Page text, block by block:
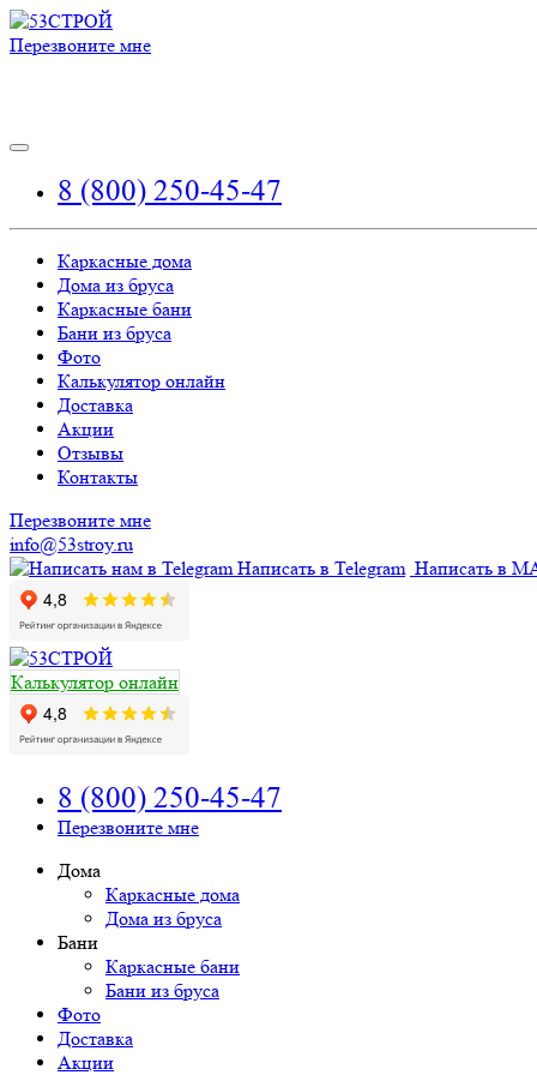
Перезвоните мне
8 (800) 250-45-47
Каркасные дома
Дома из бруса
Каркасные бани
Бани из бруса
Фото
Калькулятор онлайн
Доставка
Акции
Отзывы
Контакты
Перезвоните мне
info@53stroy.ru
Написать в Telegram Написать в
Калькулятор онлайн
8 (800) 250-45-47
Перезвоните мне
Дома
Каркасные дома
Дома из бруса
Бани
Каркасные бани
Бани из бруса
Фото
Доставка
Акции